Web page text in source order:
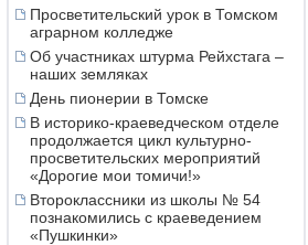
Просветительский урок в Томском
аграрном колледже
Об участниках штурма Рейхстага –
наших земляках
День пионерии в Томске
В историко-краеведческом отделе
продолжается цикл культурно-
просветительских мероприятий
«Дорогие мои томичи!»
Второклассники из школы № 54
познакомились с краеведением
«Пушкинки»